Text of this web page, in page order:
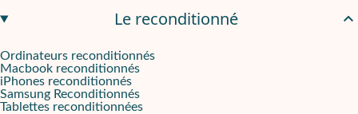
Le reconditionné
Ordinateurs reconditionnés
Macbook reconditionnés
iPhones reconditionnés
Samsung Reconditionnés
Tablettes reconditionnées